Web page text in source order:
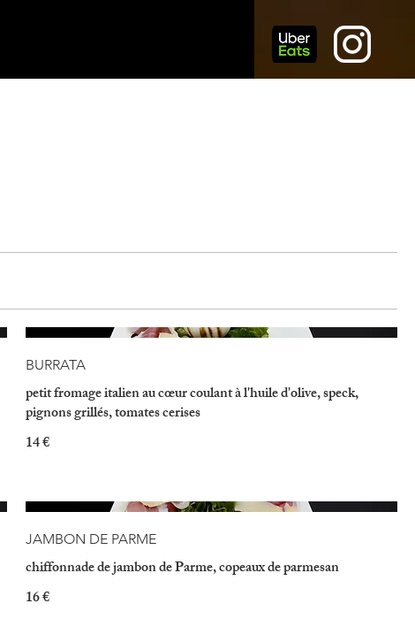
BURRATA
petit fromage italien au cœur coulant à l'huile d'olive, speck,
pignons grillés, tomates cerises
14 €
JAMBON DE PARME
chiffonnade de jambon de Parme, copeaux de parmesan
16 €